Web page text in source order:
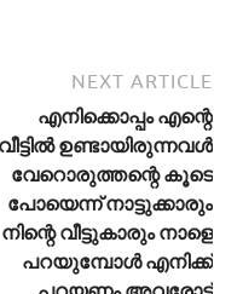
NEXT ARTICLE
എനിക്കൊപ്പം എന്റെ
വീട്ടിൽ ഉണ്ടായിരുന്നവൾ
വേറൊരുത്തന്റെ കൂടെ
പോയെന്ന് നാട്ടുക്കാരും
നിന്റെ വീട്ടുകാരും നാളെ
പറയുമ്പോൾ എനിക്ക്